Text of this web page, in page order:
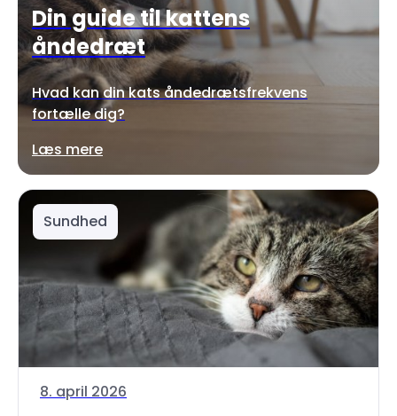
Din guide til kattens
åndedræt
Hvad kan din kats åndedrætsfrekvens
fortælle dig?
Læs mere
Sundhed
8. april 2026